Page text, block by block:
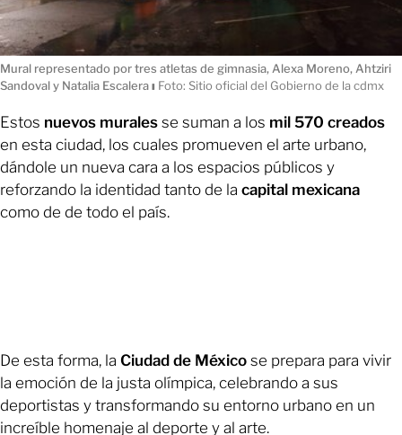
Mural representado por tres atletas de gimnasia, Alexa Moreno, Ahtziri
Sandoval y Natalia Escaleraı Foto: Sitio oficial del Gobierno de la cdmx
Estos nuevos murales se suman a los mil 570 creados
en esta ciudad, los cuales promueven el arte urbano,
dándole un nueva cara a los espacios públicos y
reforzando la identidad tanto de la capital mexicana
como de de todo el país.
De esta forma, la Ciudad de México se prepara para vivir
la emoción de la justa olímpica, celebrando a sus
deportistas y transformando su entorno urbano en un
increíble homenaje al deporte y al arte.